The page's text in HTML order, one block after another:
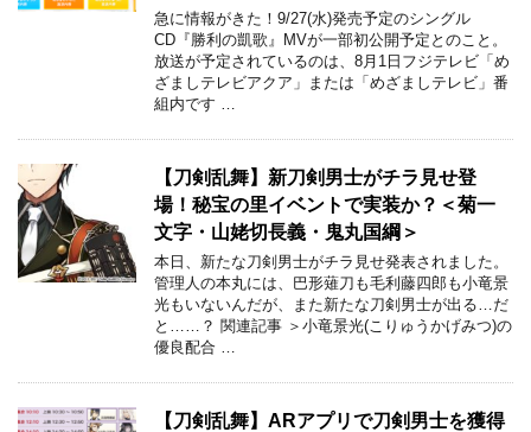
急に情報がきた！9/27(水)発売予定のシングル
CD『勝利の凱歌』MVが一部初公開予定とのこと。
放送が予定されているのは、8月1日フジテレビ「め
ざましテレビアクア」または「めざましテレビ」番
組内です …
【刀剣乱舞】新刀剣男士がチラ見せ登
場！秘宝の里イベントで実装か？＜菊一
文字・山姥切長義・鬼丸国綱＞
本日、新たな刀剣男士がチラ見せ発表されました。
管理人の本丸には、巴形薙刀も毛利藤四郎も小竜景
光もいないんだが、また新たな刀剣男士が出る…だ
と……？ 関連記事 ＞小竜景光(こりゅうかげみつ)の
優良配合 …
【刀剣乱舞】ARアプリで刀剣男士を獲得